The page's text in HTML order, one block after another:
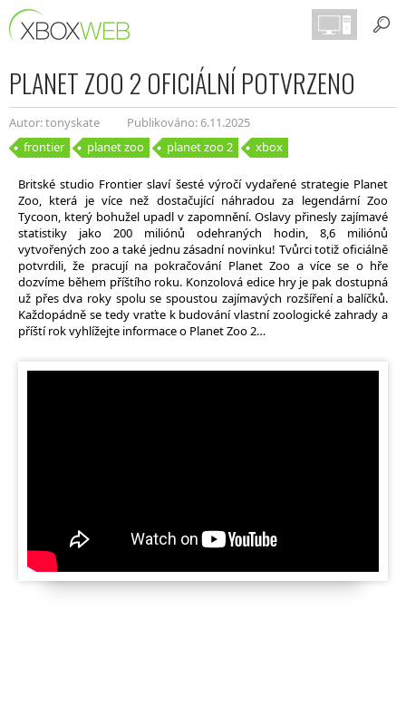
PLANET ZOO 2 OFICIÁLNÍ POTVRZENO
Autor: tonyskate
Publikováno: 6.11.2025
frontier
planet zoo planet zoo 2 xbox
Britské studio Frontier slaví šesté výročí vydařené strategie Planet
Zoo, která je více než dostačující náhradou za legendární Zoo
Tycoon, který bohužel upadl v zapomnění. Oslavy přinesly zajímavé
statistiky jako 200 miliónů odehraných hodin, 8,6 miliónů
vytvořených zoo a také jednu zásadní novinku! Tvůrci totiž oficiálně
potvrdili, že pracují na pokračování Planet Zoo a více se o hře
dozvíme během příštího roku. Konzolová edice hry je pak dostupná
už přes dva roky spolu se spoustou zajímavých rozšíření a balíčků.
Každopádně se tedy vraťte k budování vlastní zoologické zahrady a
příští rok vyhlížejte informace o Planet Zoo 2…